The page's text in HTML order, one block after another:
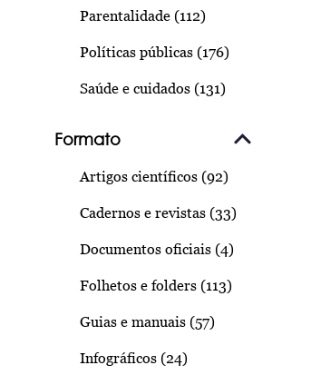
Parentalidade (112)
Políticas públicas (176)
Saúde e cuidados (131)
Formato
Artigos científicos (92)
Cadernos e revistas (33)
Documentos oficiais (4)
Folhetos e folders (113)
Guias e manuais (57)
Infográficos (24)